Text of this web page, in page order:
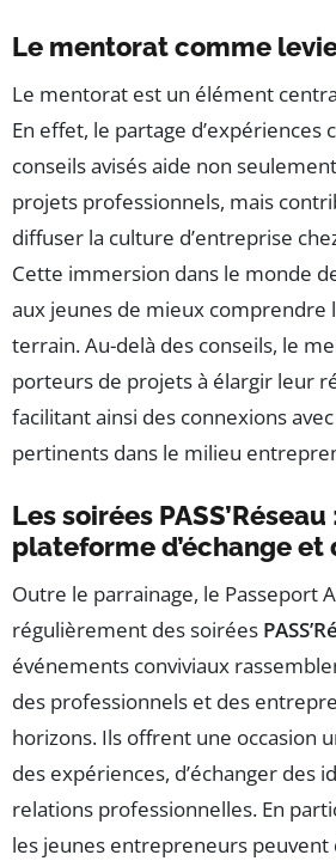
Le mentorat comme
Le mentorat est un élément
En effet, le partage d’expériences
conseils avisés aide non
projets professionnels, mais
diffuser la culture d’entreprise
Cette immersion dans le monde
aux jeunes de mieux comprendre
terrain. Au-delà des conseils, le
porteurs de projets à élargir leur
facilitant ainsi des connexions
pertinents dans le milieu
Les soirées PASS’Réseau
plateforme d’échange et
Outre le parrainage, le Passeport
régulièrement des soirées
événements conviviaux
des professionnels et des
horizons. Ils offrent une occasion
des expériences, d’échanger des
relations professionnelles. En
les jeunes entrepreneurs